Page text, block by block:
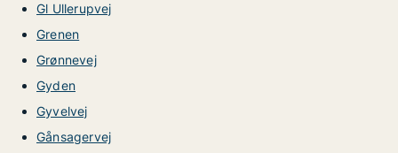
Gl Ullerupvej
Grenen
Grønnevej
Gyden
Gyvelvej
Gånsagervej